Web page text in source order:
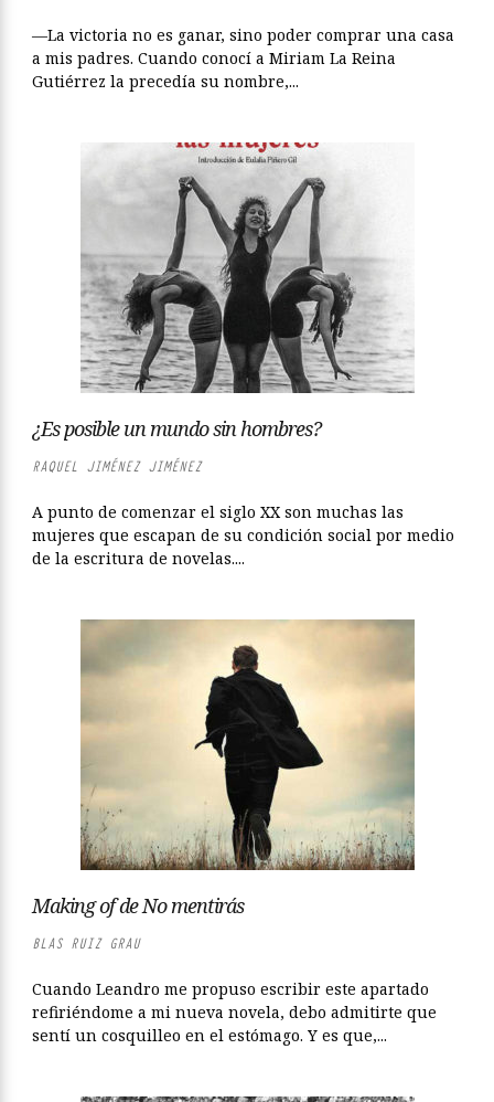
—La victoria no es ganar, sino poder comprar una casa
a mis padres. Cuando conocí a Miriam La Reina
Gutiérrez la precedía su nombre,...
¿Es posible un mundo sin hombres?
RAQUEL JIMÉNEZ JIMÉNEZ
A punto de comenzar el siglo XX son muchas las
mujeres que escapan de su condición social por medio
de la escritura de novelas....
Making of de No mentirás
BLAS RUIZ GRAU
Cuando Leandro me propuso escribir este apartado
refiriéndome a mi nueva novela, debo admitirte que
sentí un cosquilleo en el estómago. Y es que,...